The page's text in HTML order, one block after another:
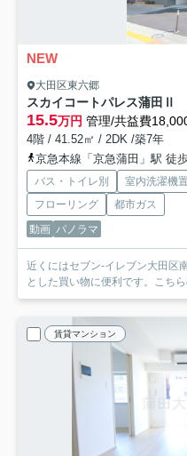
NEW
大田区東六郷
スカイコートパレス蒲田Ⅱ
15.5万円 管理/共益費
4階 / 41.52㎡ / 2DK /築7年
京急本線「京急蒲田」駅 徒
バス・トイレ別 室内洗濯機
フローリング
都市ガス
動画 パノラマ
近くにはセブン-イレブン大田区
とした買い物に便利です。こち
賃貸マンション